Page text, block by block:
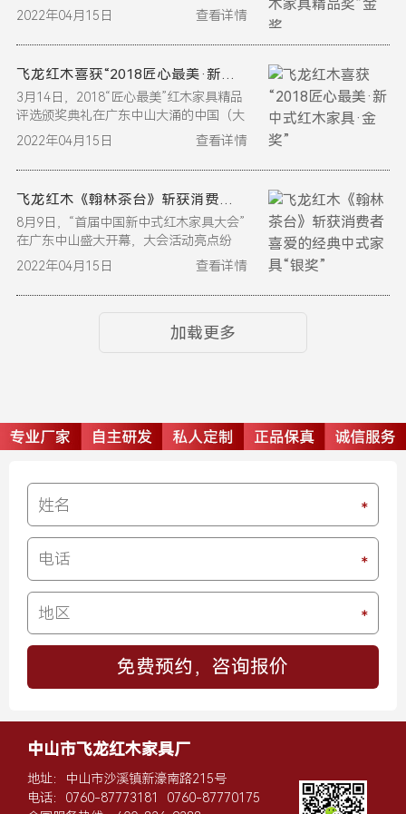
家具展暨优选中式红木家具采购节（以下
2022年04月15日 查看详情
飞龙红木喜获“2018匠心最美·新中式红木家具·金奖”
3月14日，2018“匠心最美”红木家具精品
评选颁奖典礼在广东中山大涌的中国（大
涌）红木文化博览城（以下简称红博城）
2022年04月15日 查看详情
飞龙红木《翰林茶台》斩获消费者喜爱的经典中式家具“银奖”
8月9日，“首届中国新中式红木家具大会”
在广东中山盛大开幕，大会活动亮点纷
呈。与此同时，由全国工商联艺术红木家
具专业委员...
2022年04月15日 查看详情
加载更多
中山市飞龙红木家具厂
地址：中山市沙溪镇新濠南路215号
电话： 0760-87773181
0760-87770175